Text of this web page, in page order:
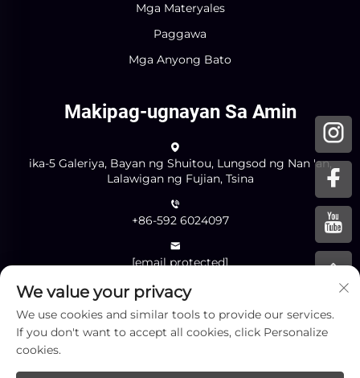
Mga Materyales
Paggawa
Mga Anyong Bato
Makipag-ugnayan Sa Amin
ika-5 Galeriya, Bayan ng Shuitou, Lungsod ng Nan 'an,
Lalawigan ng Fujian, Tsina
+86-592 6024097
[email protected]
Ipadalá
We value your privacy
We use cookies and similar tools to provide our services.
If you don't want to accept all cookies, click Personalize
cookies.